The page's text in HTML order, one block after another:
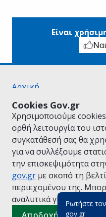
Ρωτήστε
gov.gr
Cookies Gov.gr
Χρησιμοποιούμε cookies
ορθή λειτουργία του
συγκατάθεσή σας θα
για να συλλέξουμε
την επισκεψιμότητα
gov.gr με σκοπό τη
περιεχομένου της.
αναλυτικά για την
Είναι
Αρχική
Όροι Χρήσης
Πολιτική Απορρήτου
Δήλωση
Πολιτική cookies
Προτάσεις για το gov.gr
Υλοποίηση από το
Διακυβέρνησης
Ελληνικά |Αγγλικά